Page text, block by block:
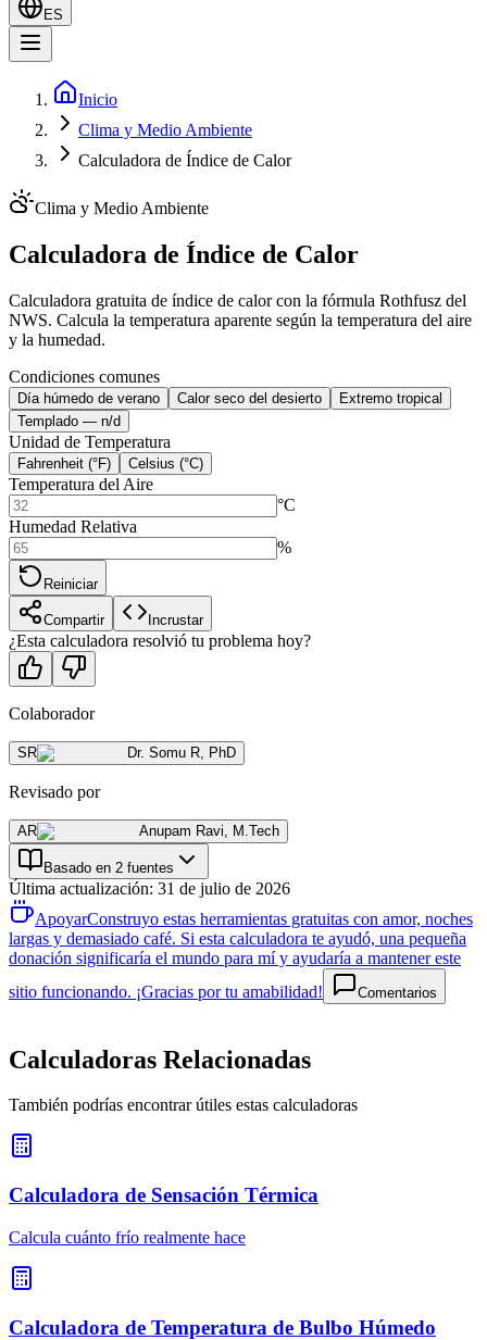
ES
Inicio
Clima y Medio Ambiente
Calculadora de Índice de Calor
Clima y Medio Ambiente
Calculadora de Índice de Calor
Calculadora gratuita de índice de calor con la fórmula Rothfusz del
NWS. Calcula la temperatura aparente según la temperatura del aire
y la humedad.
Condiciones comunes
Día húmedo de verano Calor seco del desierto
Extremo tropical
Templado — n/d
Unidad de Temperatura
Fahrenheit (°F) Celsius (°C)
Temperatura del Aire
°C
Humedad Relativa
%
Reiniciar
Compartir Incrustar
¿Esta calculadora resolvió tu problema hoy?
Colaborador
SR Dr. Somu R PhD
Revisado por
AR Anupam Ravi M.Tech
Basado en 2 fuentes
Última actualización: 31 de julio de 2026
ApoyarConstruyo estas herramientas gratuitas con amor, noches
largas y demasiado café. Si esta calculadora te ayudó, una pequeña
donación significaría el mundo para mí y ayudaría a mantener este
sitio funcionando. ¡Gracias por tu amabilidad!
Comentarios
Calculadoras Relacionadas
También podrías encontrar útiles estas calculadoras
Calculadora de Sensación Térmica
Calcula cuánto frío realmente hace
Calculadora de Temperatura de Bulbo Húmedo